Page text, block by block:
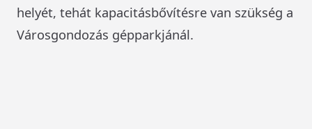
helyét, tehát kapacitásbővítésre van szükség a
Városgondozás gépparkjánál.